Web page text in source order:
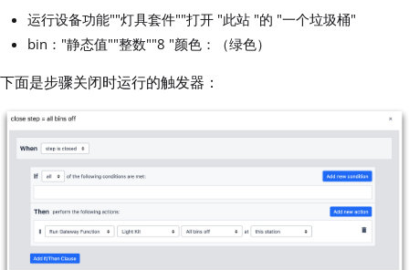
运行设备功能""灯具套件""打开 "此站 "的 "一个垃圾桶"
bin："静态值""整数""8 "颜色：（绿色）
下面是步骤关闭时运行的触发器：